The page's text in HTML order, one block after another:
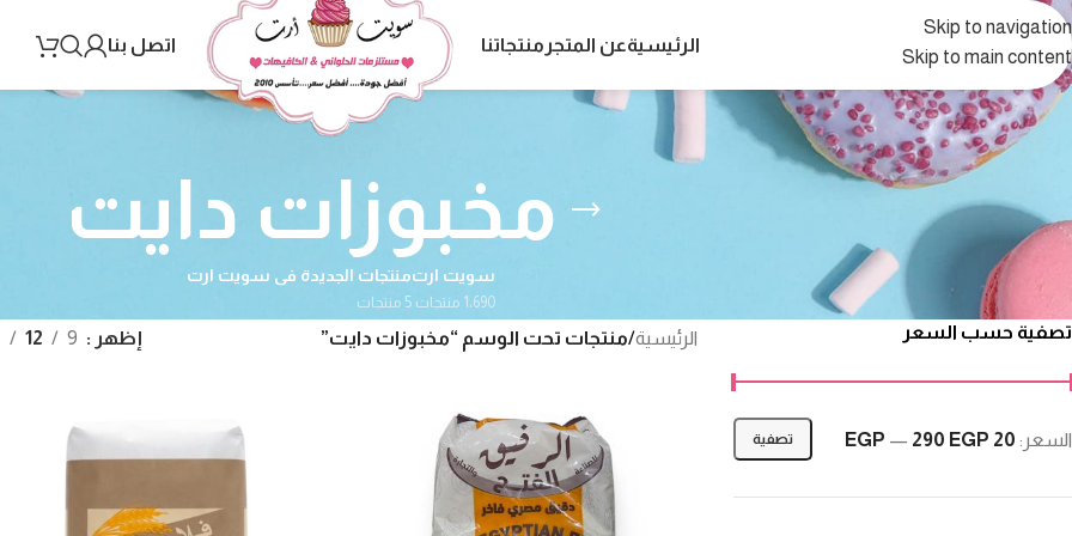
Skip to navigation
Skip to main content
الرئيسيةعن المتجر منتجاتنا اتصل بنا
مخبوزات دايت
سويت ارت
1٬690 منتجات
منتجات الجديدة فى سويت ارت
5 منتجات
تصفية حسب السعر
تصفية السعر: 20 EGP
— 290 EGP
الرئيسية/منتجات تحت الوسم “مخبوزات دايت” إظهر 9
12